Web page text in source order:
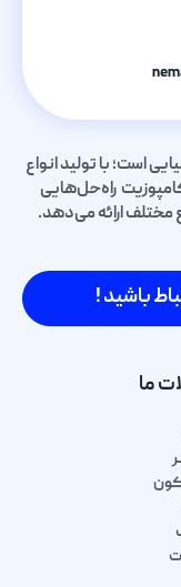
است؛ با تولید انواع
راه‌حل‌هایی
مختلف ارائه می‌دهد.
باشید !
ما